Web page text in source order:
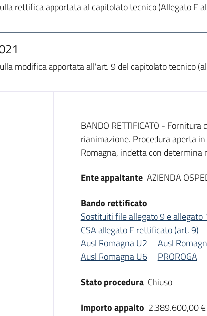
rettifica apportata al capitolato tecnico (Allegato E
modifica apportata all'art. 9 del capitolato tecnico
Dati del bando
BANDO RETTIFICATO -
rianimazione. Procedura aperta
Romagna, indetta con
Ente appaltante AZIENDA
Bando rettificato
Sostituiti file allegato 9 e allegato
CSA allegato E rettificato (art. 9)
Ausl Romagna U2
Ausl
Ausl Romagna U6
PROROGA
Stato procedura Chiuso
Importo appalto 2.389.600,00 €